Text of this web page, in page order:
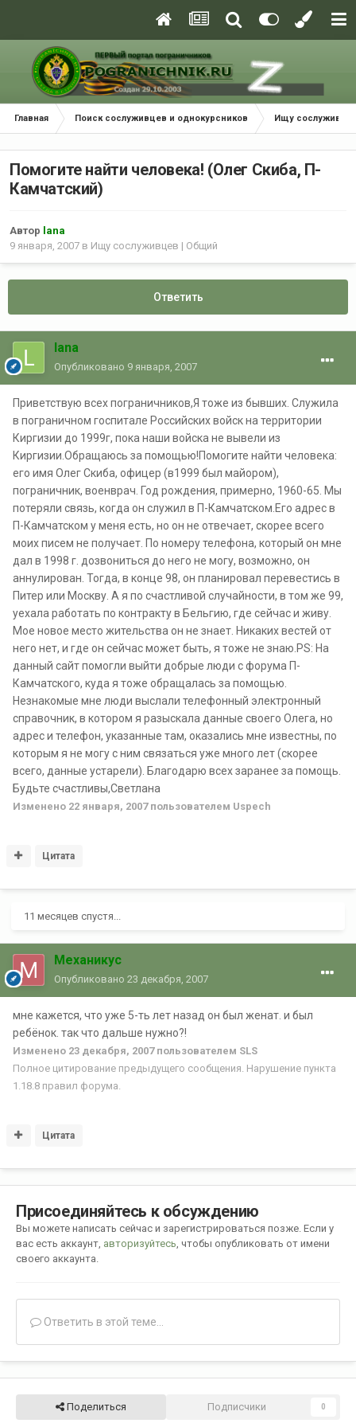
Главная Поиск сослуживцев и однокурсников Ищу
Помогите найти человека! (Олег Скиба, П-
Камчатский)
Автор lana
9 января, 2007 в Ищу сослуживцев | Общий
Ответить
lana
Опубликовано 9 января, 2007
Приветствую всех пограничников,Я тоже из бывших. Служила
в пограничном госпитале Российских войск на территории
Киргизии до 1999г, пока наши войска не вывели из
Киргизии.Обращаюсь за помощью!Помогите найти человека:
его имя Олег Скиба, офицер (в1999 был майором),
пограничник, военврач. Год рождения, примерно, 1960-65. Мы
потеряли связь, когда он служил в П-Камчатском.Его адрес в
П-Камчатском у меня есть, но он не отвечает, скорее всего
моих писем не получает. По номеру телефона, который он мне
дал в 1998 г. дозвониться до него не могу, возможно, он
аннулирован. Тогда, в конце 98, он планировал перевестись в
Питер или Москву. А я по счастливой случайности, в том же 99,
уехала работать по контракту в Бельгию, где сейчас и живу.
Мое новое место жительства он не знает. Никаких вестей от
него нет, и где он сейчас может быть, я тоже не знаю.PS: На
данный сайт помогли выйти добрые люди с форума П-
Камчатского, куда я тоже обращалась за помощью.
Незнакомые мне люди выслали телефонный электронный
справочник, в котором я разыскала данные своего Олега, но
адрес и телефон, указанные там, оказались мне известны, по
которым я не могу с ним связаться уже много лет (скорее
всего, данные устарели). Благодарю всех заранее за помощь.
Будьте счастливы,Светлана
Изменено 22 января, 2007пользователем Uspech
Цитата
11 месяцев спустя...
Механикус
Опубликовано 23 декабря, 2007
мне кажется, что уже 5-ть лет назад он был женат. и был
ребёнок. так что дальше нужно?!
Изменено 23 декабря, 2007пользователем SLS
Полное цитирование предыдущего сообщения. Нарушение пункта
1.18.8 правил форума.
Цитата
Присоединяйтесь к обсуждению
Вы можете написать сейчас и зарегистрироваться позже. Если у
вас есть аккаунт, авторизуйтесь, чтобы опубликовать от имени
своего аккаунта.
Ответить в этой теме...
Поделиться Подписчики 0